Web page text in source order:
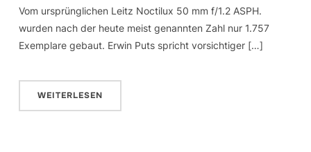
Vom ursprünglichen Leitz Noctilux 50 mm f/1.2 ASPH.
wurden nach der heute meist genannten Zahl nur 1.757
Exemplare gebaut. Erwin Puts spricht vorsichtiger […]
WEITERLESEN